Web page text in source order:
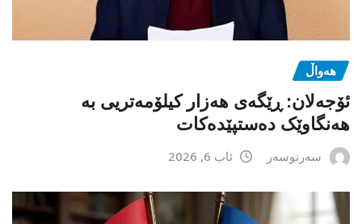
هەواڵ
ئۆجەلان: ڕێگەی هەزار کیلۆمەتریی بە
هەنگاوێک دەستپێدەکات
سەرنوسەر ئاب 6, 2026